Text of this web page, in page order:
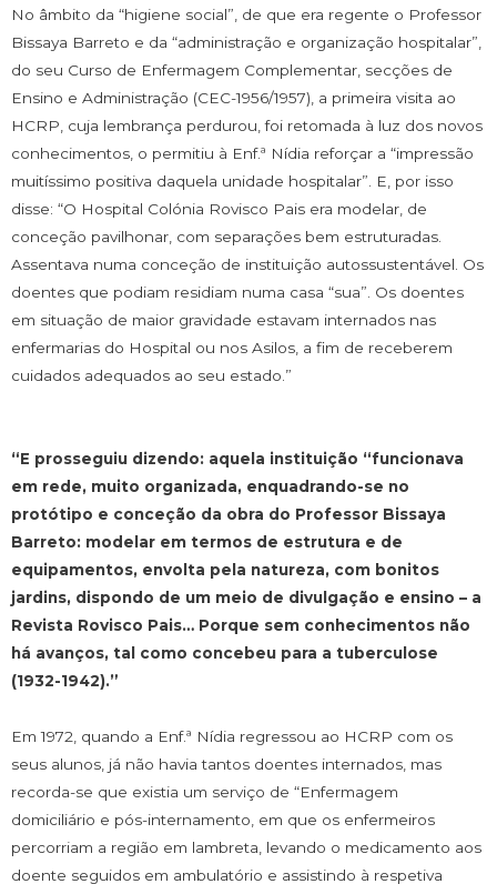
No âmbito da “higiene social”, de que era regente o Professor
Bissaya Barreto e da “administração e organização hospitalar”,
do seu Curso de Enfermagem Complementar, secções de
Ensino e Administração (CEC-1956/1957), a primeira visita ao
HCRP, cuja lembrança perdurou, foi retomada à luz dos novos
conhecimentos, o permitiu à Enf.ª Nídia reforçar a “impressão
muitíssimo positiva daquela unidade hospitalar”. E, por isso
disse: “O Hospital Colónia Rovisco Pais era modelar, de
conceção pavilhonar, com separações bem estruturadas.
Assentava numa conceção de instituição autossustentável. Os
doentes que podiam residiam numa casa “sua”. Os doentes
em situação de maior gravidade estavam internados nas
enfermarias do Hospital ou nos Asilos, a fim de receberem
cuidados adequados ao seu estado.”
“E prosseguiu dizendo: aquela instituição “funcionava
em rede, muito organizada, enquadrando-se no
protótipo e conceção da obra do Professor Bissaya
Barreto: modelar em termos de estrutura e de
equipamentos, envolta pela natureza, com bonitos
jardins, dispondo de um meio de divulgação e ensino – a
Revista Rovisco Pais… Porque sem conhecimentos não
há avanços, tal como concebeu para a tuberculose
(1932-1942).”
Em 1972, quando a Enf.ª Nídia regressou ao HCRP com os
seus alunos, já não havia tantos doentes internados, mas
recorda-se que existia um serviço de “Enfermagem
domiciliário e pós-internamento, em que os enfermeiros
percorriam a região em lambreta, levando o medicamento aos
doente seguidos em ambulatório e assistindo à respetiva